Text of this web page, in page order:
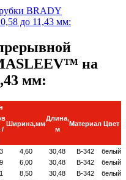
BRADY
до 11,43 мм:
на
мм:
/
Ширина,мм
Длина,
м
Материал Цвет
4,60 30,48 B-342
белый
6,00 30,48 B-342
белый
8,50 30,48 B-342
белый